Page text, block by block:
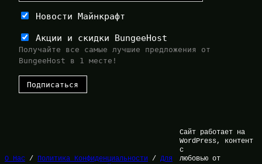
Новости Майнкрафт
Акции и скидки BungeeHost
Получайте все самые лучшие предложения от
BungeeHost в 1 месте!
О Нас / Политика Конфиденциальности / Для
Сайт работает на
WordPress, контент
с
любовью от